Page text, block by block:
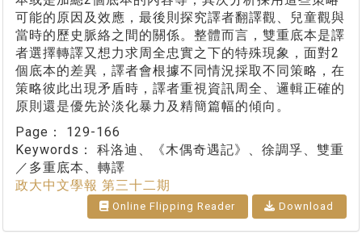
可能的原因及效應，最後則探究譯者翻譯觀、兒童觀與
當時的歷史脈絡之間的關係。整體而言，雙重底本是譯
者選擇轉譯又想力求周全忠實之下的特殊現象，面對2
個底本的差異，譯者會根據不同情況採取不同策略，在
策略彼此出現矛盾時，譯者重視資訊周全、邏輯正確的
原則還是優先於淡化暴力及精簡篇幅的傾向。
Page： 129-166
Keywords： 科洛迪、《木偶奇遇記》、徐調孚、雙重
／多重底本、轉譯
政大中文學報 第三十二期
Online Flipping Reader Download